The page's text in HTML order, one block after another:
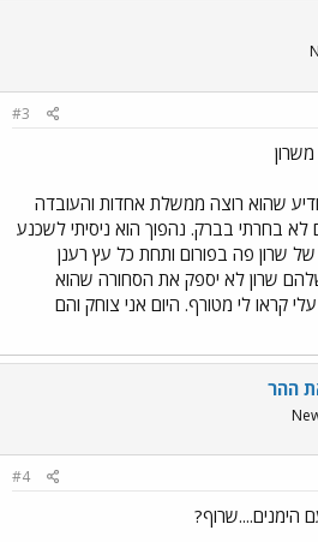
#3
שהוא רוצה ממשלת אחדות והעובדה
בחרתי בברק. נהפוך הוא ניסיתי לשכנע
של שרון פה בפורום ותחת כל עץ רענן
שרון לא יספק את הסחורה שהוא
קראו לי מטורף. היום אני צוחק והם
ההר
#4